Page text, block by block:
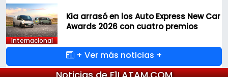
Internacional
Kia arrasó en los Auto Express New Car
Awards 2026 con cuatro premios
+ Ver más noticias +